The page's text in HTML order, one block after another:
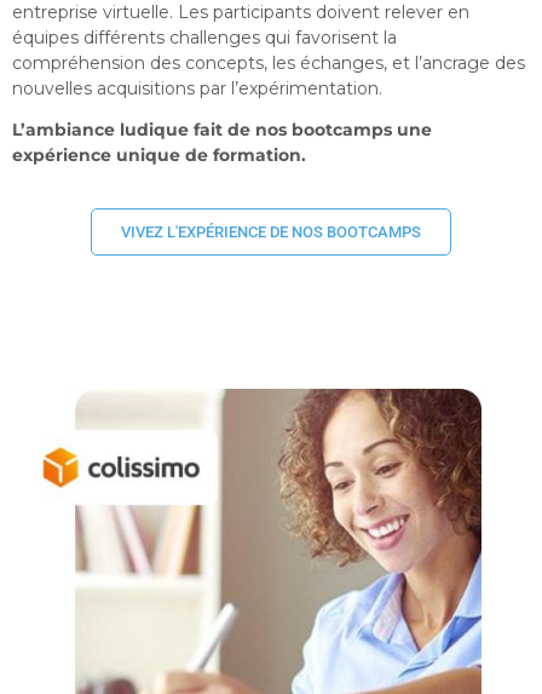
entreprise virtuelle. Les participants doivent relever en
équipes différents challenges qui favorisent la
compréhension des concepts, les échanges, et l’ancrage des
nouvelles acquisitions par l’expérimentation.
L’ambiance ludique fait de nos bootcamps une
expérience unique de formation.
VIVEZ L'EXPÉRIENCE DE NOS BOOTCAMPS